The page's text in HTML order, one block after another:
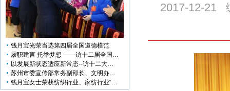
钱月宝光荣当选第四届全国道德模范
履职建言 托举梦想 ——访十二届全国人大代表钱月宝
以发展新状态适应新常态--访十二大全国人大代表 钱月宝
苏州市委宣传部常务副部长、文明办主任缪学为慰问钱月宝董事长
钱月宝女士荣获纺织行业、家纺行业“改革开放四十年突出贡献人物”
2017-12-21